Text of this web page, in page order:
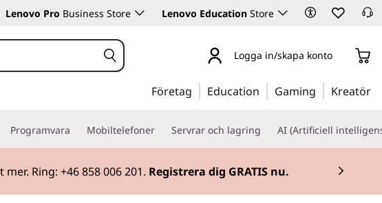
Lenovo Pro Business Store Lenovo Education Store
Logga in/skapa konto
Företag Education Gaming Kreatör
Programvara Mobiltelefoner Servrar och lagring AI (Artificiell
Ring: +46 858 006 201. Registrera dig GRATIS nu.